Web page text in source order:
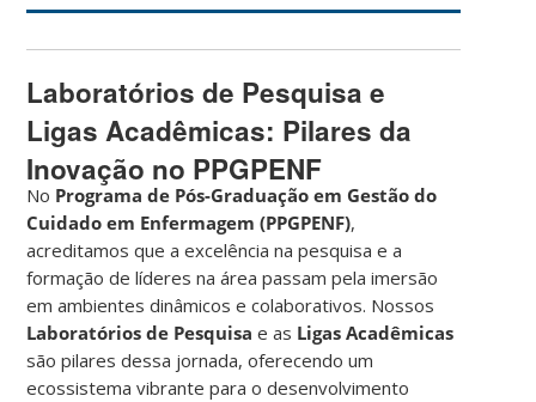
Laboratórios de Pesquisa e
Ligas Acadêmicas: Pilares da
Inovação no PPGPENF
No Programa de Pós-Graduação em Gestão do
Cuidado em Enfermagem (PPGPENF),
acreditamos que a excelência na pesquisa e a
formação de líderes na área passam pela imersão
em ambientes dinâmicos e colaborativos. Nossos
Laboratórios de Pesquisa e as Ligas Acadêmicas
são pilares dessa jornada, oferecendo um
ecossistema vibrante para o desenvolvimento